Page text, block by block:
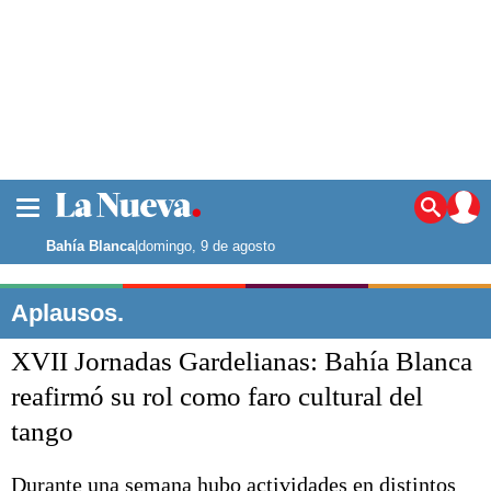
Noticias
La ciudad
Punta Alta
El mundo
Seguridad
Deportes
Liga del Sur
Bahía Blanca|domingo, 9 de agosto
Aplausos.
XVII Jornadas Gardelianas: Bahía Blanca
reafirmó su rol como faro cultural del
tango
Durante una semana hubo actividades en distintos